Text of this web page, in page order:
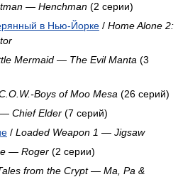
— Henchman (2 серии)
в Нью-Йорке / Home Alone 2:
Mermaid — The Evil Manta (3
Boys of Moo Mesa (26 серий)
— Chief Elder (7 серий)
/ Loaded Weapon 1 — Jigsaw
— Roger (2 серии)
from the Crypt— Ma, Pa &